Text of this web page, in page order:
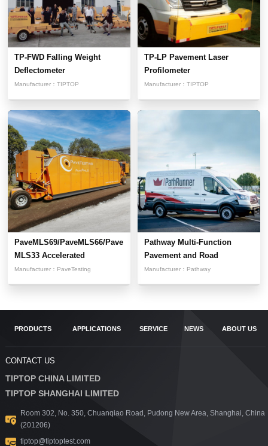
TP-FWD Falling Weight
Deflectometer
Manufacturer： TIPTOP
TP-LP Pavement Laser
Profilometer
Manufacturer： TIPTOP
PaveMLS69/PaveMLS66/Pave
MLS33 Accelerated
Pavement...
Manufacturer： PaveTesting
Pathway Multi-Function
Pavement and Road
Condition...
Manufacturer： Pathway
PRODUCTS APPLICATIONS SERVICE NEWS ABOUT US
CONTACT US
TIPTOP CHINA LIMITED
TIPTOP SHANGHAI LIMITED
Room 302, No. 350, Chuanqiao Road, Pudong New Area, Shanghai, China
(201206)
tiptop@tiptoptest.com